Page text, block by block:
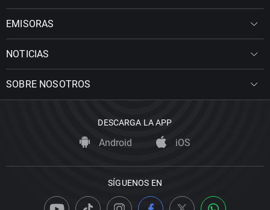
EMISORAS
NOTICIAS
SOBRE NOSOTROS
DESCARGA LA APP
Android iOS
SÍGUENOS EN